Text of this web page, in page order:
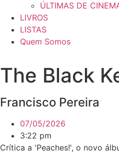
ÚLTIMAS DE
LIVROS
LISTAS
Quem Somos
The Black
Francisco Pereira
07/05/2026
3:22 pm
Crítica a 'Peaches!', o novo